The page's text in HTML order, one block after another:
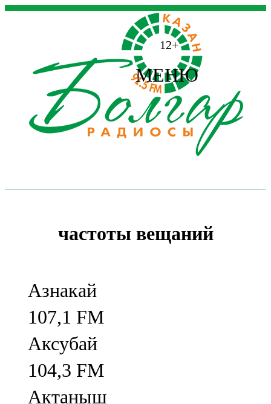
12+
МЕНЮ
частоты вещаний
Азнакай
107,1 FM
Аксубай
104,3 FM
Актаныш